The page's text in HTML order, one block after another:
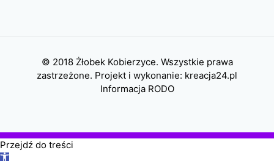
© 2018 Żłobek Kobierzyce. Wszystkie prawa
zastrzeżone. Projekt i wykonanie: kreacja24.pl
Informacja RODO
Przejdź do treści
Otwórz